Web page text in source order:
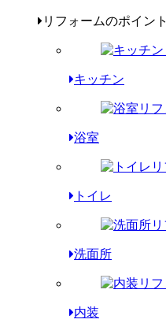
リフォームのポイント
キッチン
浴室
トイレ
洗面所
内装